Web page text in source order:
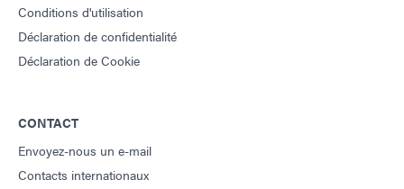
Conditions d'utilisation
Déclaration de confidentialité
Déclaration de Cookie
CONTACT
Envoyez-nous un e-mail
Contacts internationaux